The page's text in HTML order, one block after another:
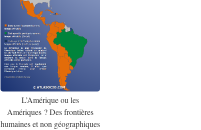
L’Amérique ou les
Amériques ? Des frontières
humaines et non géographiques